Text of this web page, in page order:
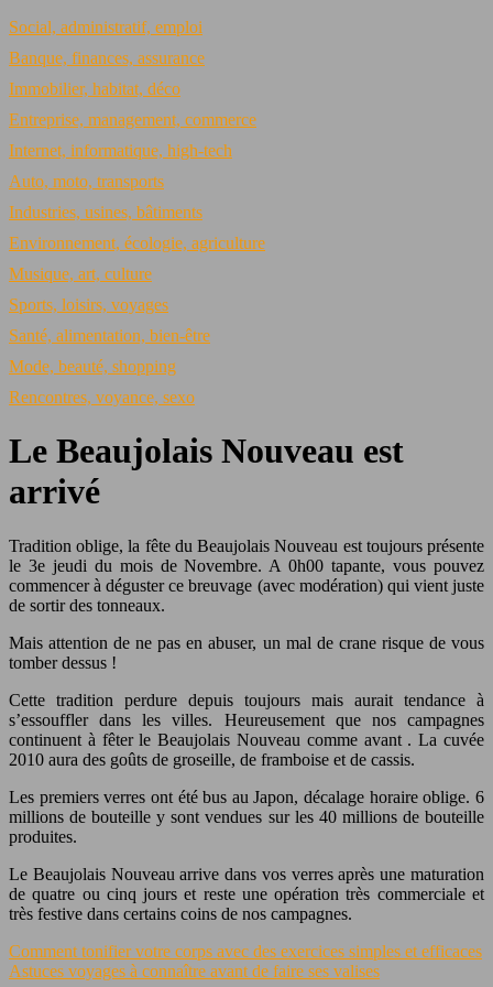
Social, administratif, emploi
Banque, finances, assurance
Immobilier, habitat, déco
Entreprise, management, commerce
Internet, informatique, high-tech
Auto, moto, transports
Industries, usines, bâtiments
Environnement, écologie, agriculture
Musique, art, culture
Sports, loisirs, voyages
Santé, alimentation, bien-être
Mode, beauté, shopping
Rencontres, voyance, sexo
Le Beaujolais Nouveau est
arrivé
Tradition oblige, la fête du Beaujolais Nouveau est toujours présente
le 3e jeudi du mois de Novembre. A 0h00 tapante, vous pouvez
commencer à déguster ce breuvage (avec modération) qui vient juste
de sortir des tonneaux.
Mais attention de ne pas en abuser, un mal de crane risque de vous
tomber dessus !
Cette tradition perdure depuis toujours mais aurait tendance à
s’essouffler dans les villes. Heureusement que nos campagnes
continuent à fêter le Beaujolais Nouveau comme avant . La cuvée
2010 aura des goûts de groseille, de framboise et de cassis.
Les premiers verres ont été bus au Japon, décalage horaire oblige. 6
millions de bouteille y sont vendues sur les 40 millions de bouteille
produites.
Le Beaujolais Nouveau arrive dans vos verres après une maturation
de quatre ou cinq jours et reste une opération très commerciale et
très festive dans certains coins de nos campagnes.
Comment tonifier votre corps avec des exercices simples et efficaces
Astuces voyages à connaître avant de faire ses valises